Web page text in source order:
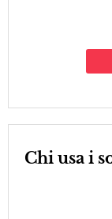
Chi usa i